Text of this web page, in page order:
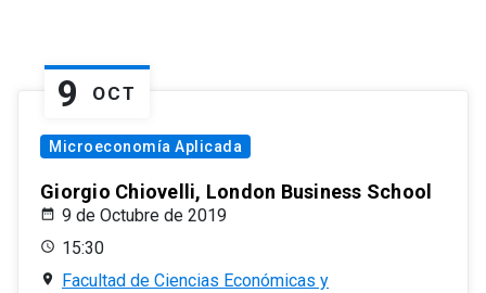
9 OCT
Microeconomía Aplicada
Giorgio Chiovelli, London Business School
9 de Octubre de 2019
15:30
Facultad de Ciencias Económicas y